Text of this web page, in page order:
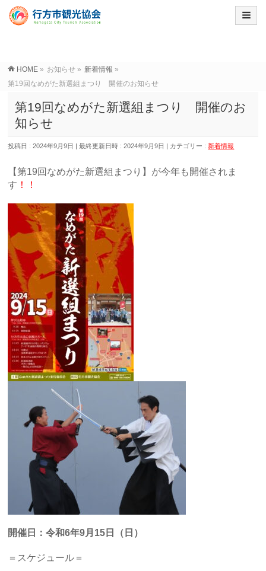
HOME » お知らせ » 新着情報 »
第19回なめがた新選組まつり 開催のお知らせ
第19回なめがた新選組まつり 開催のお
知らせ
投稿日 : 2024年9月9日 最終更新日時 : 2024年9月9日 カテゴリー : 新着情報
【第19回なめがた新選組まつり】が今年も開催されま
す ！！
開催日：令和6年9月15日（日）
＝スケジュール＝